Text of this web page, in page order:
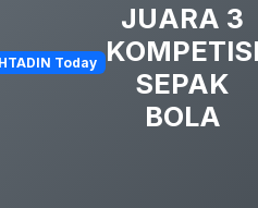
Today
JUARA 3
SEPAK
BOLA